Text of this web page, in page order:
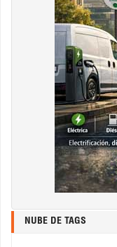
NUBE DE TAGS